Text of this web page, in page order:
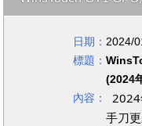
人民
這些
（
HCI
憶
等多
是有
入式
統與
案需
資料來
日期： 2024/
標題：
(2024
內容：
️2024
手刀